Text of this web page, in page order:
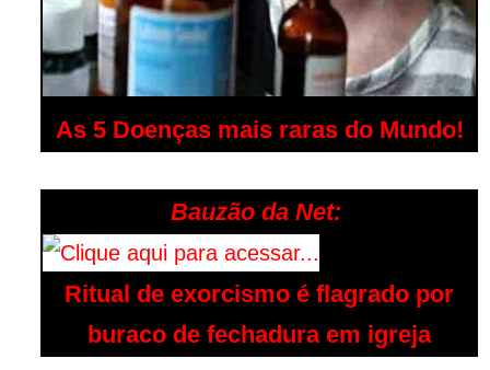
As 5 Doenças mais raras do Mundo!
Bauzão da Net:
Ritual de exorcismo é flagrado por
buraco de fechadura em igreja